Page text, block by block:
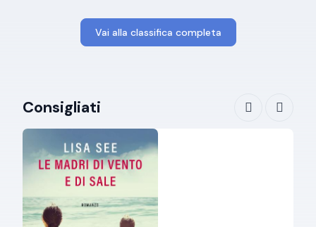
Vai alla classifica completa
Consigliati